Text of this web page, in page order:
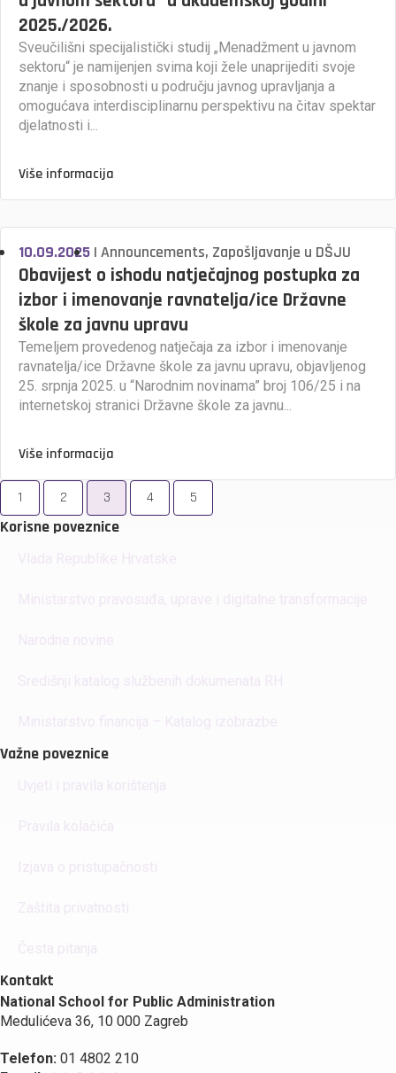
2025./2026.
Sveučilišni specijalistički studij „Menadžment u javnom
sektoru“ je namijenjen svima koji žele unaprijediti svoje
znanje i sposobnosti u području javnog upravljanja a
omogućava interdisciplinarnu perspektivu na čitav spektar
djelatnosti i...
Više informacija
10.09.2025 | Announcements, Zapošljavanje u DŠJU
Obavijest o ishodu natječajnog postupka za
izbor i imenovanje ravnatelja/ice Državne
škole za javnu upravu
Temeljem provedenog natječaja za izbor i imenovanje
ravnatelja/ice Državne škole za javnu upravu, objavljenog
25. srpnja 2025. u “Narodnim novinama” broj 106/25 i na
internetskoj stranici Državne škole za javnu...
Više informacija
1 2 3 4 5
Korisne poveznice
Važne poveznice
Kontakt
National School for Public Administration
Medulićeva 36, 10 000 Zagreb
Telefon: 01 4802 210